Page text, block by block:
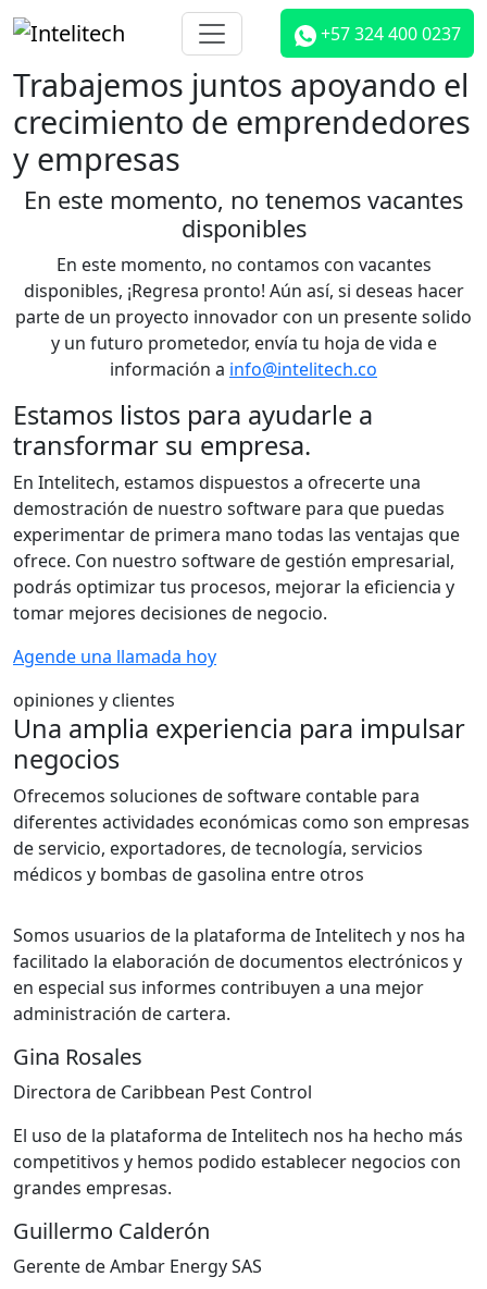
+57 324 400 0237
Trabajemos juntos apoyando el
crecimiento de emprendedores
y empresas
En este momento, no tenemos vacantes
disponibles
En este momento, no contamos con vacantes
disponibles, ¡Regresa pronto! Aún así, si deseas hacer
parte de un proyecto innovador con un presente solido
y un futuro prometedor, envía tu hoja de vida e
información a info@intelitech.co
Estamos listos para ayudarle a
transformar su empresa.
En Intelitech, estamos dispuestos a ofrecerte una
demostración de nuestro software para que puedas
experimentar de primera mano todas las ventajas que
ofrece. Con nuestro software de gestión empresarial,
podrás optimizar tus procesos, mejorar la eficiencia y
tomar mejores decisiones de negocio.
Agende una llamada hoy
opiniones y clientes
Una amplia experiencia para impulsar
negocios
Ofrecemos soluciones de software contable para
diferentes actividades económicas como son empresas
de servicio, exportadores, de tecnología, servicios
médicos y bombas de gasolina entre otros
Somos usuarios de la plataforma de Intelitech y nos ha
facilitado la elaboración de documentos electrónicos y
en especial sus informes contribuyen a una mejor
administración de cartera.
Gina Rosales
Directora de Caribbean Pest Control
El uso de la plataforma de Intelitech nos ha hecho más
competitivos y hemos podido establecer negocios con
grandes empresas.
Guillermo Calderón
Gerente de Ambar Energy SAS